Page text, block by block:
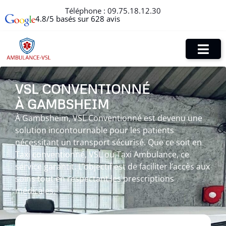
Téléphone : 09.75.18.12.30
4.8/5 basés sur 628 avis
VSL CONVENTIONNÉ
À GAMBSHEIM
À Gambsheim, VSL Conventionné est devenu une
solution incontournable pour les patients
nécessitant un transport sécurisé. Que ce soit en
Taxi conventionné, VSL ou Taxi Ambulance, ce
service garantit. L’objectif est de faciliter l’accès aux
soins tout en respectant les prescriptions
médicales.